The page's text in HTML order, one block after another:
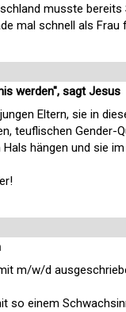
musste bereits
mal schnell als Frau
werden", sagt Jesus
Eltern, sie in
teuflischen Gender-
hängen und sie
m/w/d
so einem